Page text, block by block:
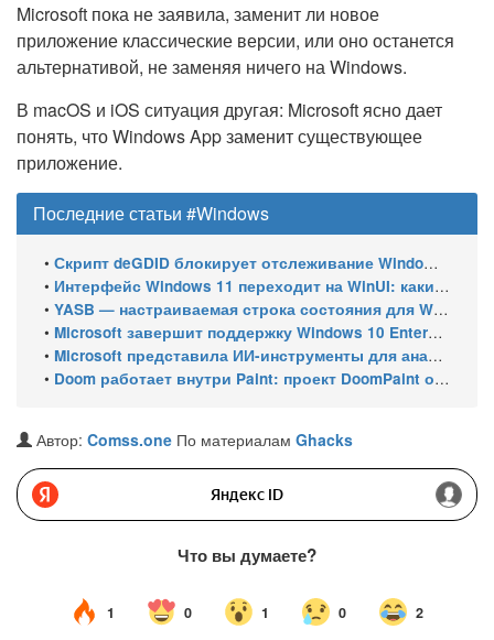
Microsoft пока не заявила, заменит ли новое
приложение классические версии, или оно останется
альтернативой, не заменяя ничего на Windows.
В macOS и iOS ситуация другая: Microsoft ясно дает
понять, что Windows App заменит существующее
приложение.
Последние статьи #Windows
• Скрипт deGDID блокирует отслеживание Windows по глобальному идентификатору устройства
• Интерфейс Windows 11 переходит на WinUI: какие системные элементы обновит Microsoft
• YASB — настраиваемая строка состояния для Windows с виджетами и поддержкой нескольких мониторов
• Microsoft завершит поддержку Windows 10 Enterprise LTSC 2021 в январе 2027 года. ESU продлят обновления до января 2030 года
• Microsoft представила ИИ-инструменты для анализа производительности Windows: ETW MCP и WPA MCP
• Doom работает внутри Paint: проект DoomPaint от технического директора Microsoft Azure
Автор: Comss.one По материалам Ghacks